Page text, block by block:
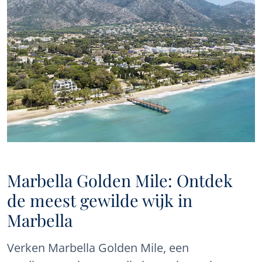
Panorama zal deze aan u aanbieden via e-mail of andere
communicatieplatforms..
Marbella Golden Mile: Ontdek
de meest gewilde wijk in
Marbella
Verken Marbella Golden Mile, een